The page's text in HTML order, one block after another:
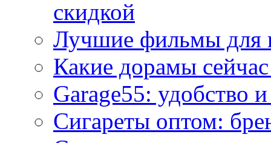
скидкой
Лучшие фильмы для
Какие дорамы
Garage55: удобство
Сигареты оптом: